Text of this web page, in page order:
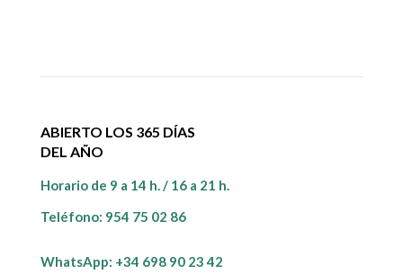
ABIERTO LOS 365 DÍAS
DEL AÑO
Horario de 9 a 14 h. / 16 a 21 h.
Teléfono: 954 75 02 86
WhatsApp: +34 698 90 23 42